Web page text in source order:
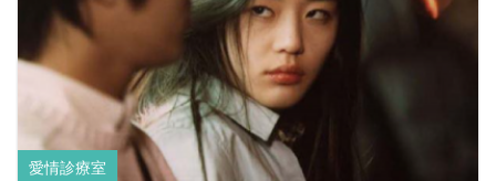
愛情診療室